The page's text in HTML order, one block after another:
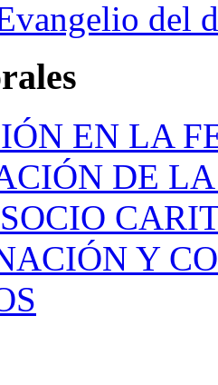
del
EN LA
DE
Y